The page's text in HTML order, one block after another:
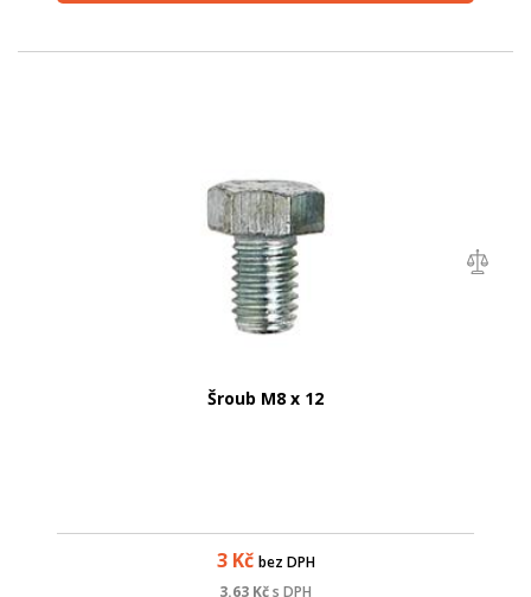
Šroub M8 x 12
3Kč bez DPH
3.63 Kčs DPH